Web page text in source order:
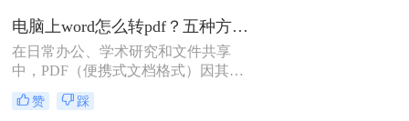
后格式错乱，还得手动调整，太折腾
了！”尤其对于职场办公人群和自媒
体创作者而言，Word转PDF的需求高
频且关键：报告提交、合同归档、内
容分发……任何格式失误都可能导致
专业形象受损。
电脑上word怎么转pdf？五种方法详解！
在日常办公、学术研究和文件共享
中，PDF（便携式文档格式）因其跨
平台、格式固定、不易被篡改的特
性，已成为文件分发的标准格式。而
赞 踩